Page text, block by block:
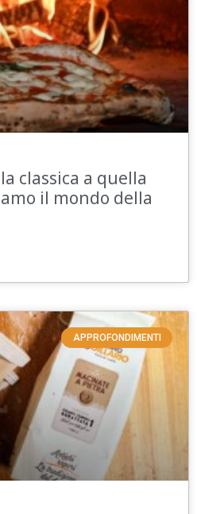
classica a quella
il mondo della
APPROFONDIMENTI